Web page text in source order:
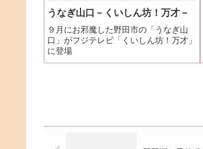
うなぎ山口－くいしん坊！万才－
９月にお邪魔した野田市の「うなぎ山
口」がフジテレビ「くいしん坊！万才」
に登場